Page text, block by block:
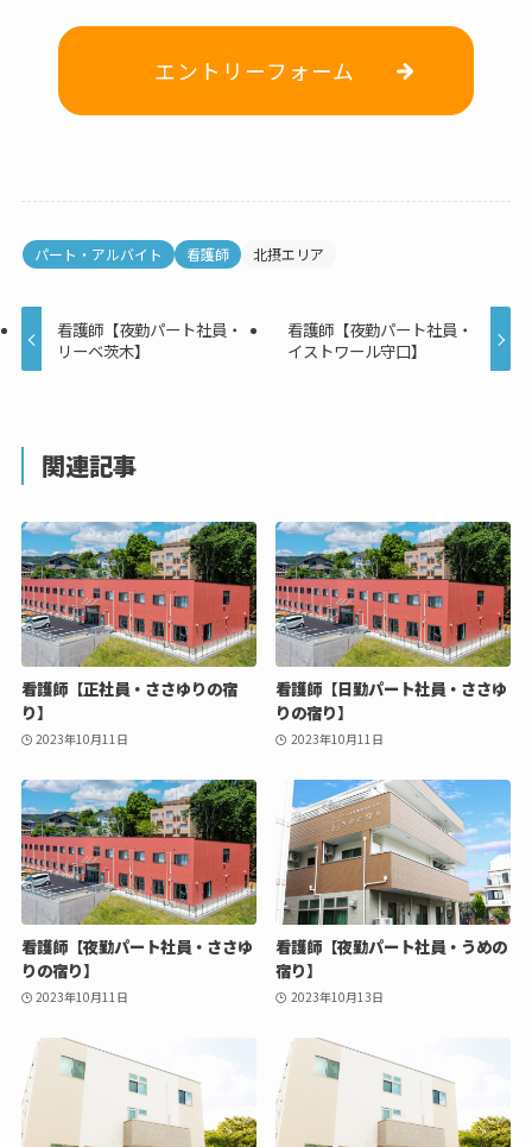
エントリーフォーム
パート・アルバイト 看護師 北摂エリア
看護師【夜勤パート社員・
リーベ茨木】
看護師【夜勤パート社員・
イストワール守口】
関連記事
看護師【正社員・ささゆりの宿
り】
2023年10月11日
看護師【日勤パート社員・ささゆ
りの宿り】
2023年10月11日
看護師【夜勤パート社員・ささゆ
りの宿り】
2023年10月11日
看護師【夜勤パート社員・うめの
宿り】
2023年10月13日